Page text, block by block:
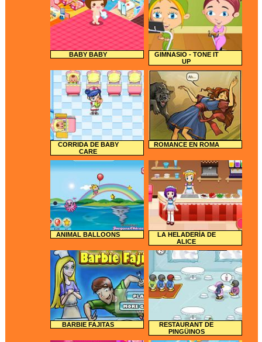
BABY BABY
GIMNASIO - TONE IT
UP
CORRIDA DE BABY
CARE
ROMANCE EN ROMA
ANIMAL BALLOONS
LA HELADERÍA DE
ALICE
BARBIE FAJITAS
RESTAURANT DE
PINGÜINOS